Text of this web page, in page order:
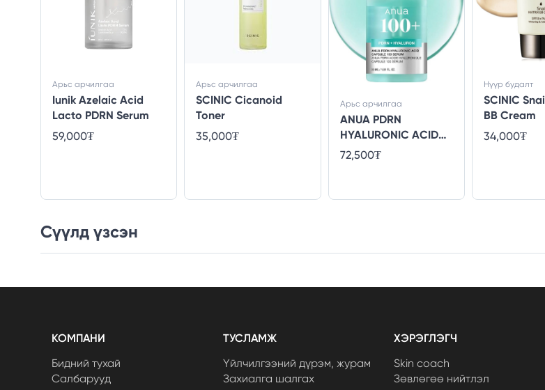
Iunik Azelaic Acid
Lacto PDRN Serum
Арьс арчилгаа
59,000₮
SCINIC Cicanoid
Toner
Арьс арчилгаа
35,000₮
ANUA PDRN
HYALURONIC ACID
CAPSULE 100 SERUM
30ml
Арьс арчилгаа
72,500₮
SCINIC
BB Cream
Нүүр будалт
34,000₮
Сүүлд үзсэн
КОМПАНИ
Бидний тухай
Салбарууд
ТУСЛАМЖ
Үйлчилгээний дүрэм, журам
Захиалга шалгах
ХЭРЭГЛЭГЧ
Skin coach
Зөвлөгөө нийтлэл